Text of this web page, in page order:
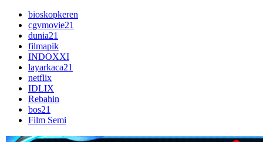
bioskopkeren
cgvmovie21
dunia21
filmapik
INDOXXI
layarkaca21
netflix
IDLIX
Rebahin
bos21
Film Semi